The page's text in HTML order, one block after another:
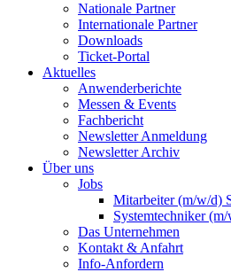
Nationale Partner
Internationale Partner
Downloads
Ticket-Portal
Aktuelles
Anwenderberichte
Messen & Events
Fachbericht
Newsletter Anmeldung
Newsletter Archiv​
Über uns
Jobs
Mitarbeiter (m/w/d)
Systemtechniker
Das Unternehmen
Kontakt & Anfahrt
Info-Anfordern